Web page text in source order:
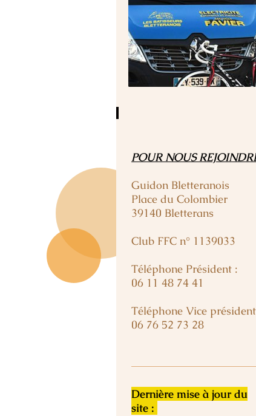
POUR NOUS
Guidon Bletteranois
Place du Colombier
39140 Bletterans
Club FFC n° 1139033
Téléphone Président :
06 11 48 74 41
Téléphone Vice
06 76 52 73 28
Dernière mise à jour du
site :